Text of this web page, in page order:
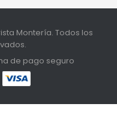
Montería. Todos los
de pago seguro